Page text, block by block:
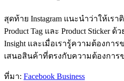
สุดท้าย Instagram แนะนำว่าให้เร
Product Tag และ Product Sticker
Insight และเมื่อเรารู้ความต้องกา
เสนอสินค้าที่ตรงกับความต้องการ
ที่มา: Facebook Business